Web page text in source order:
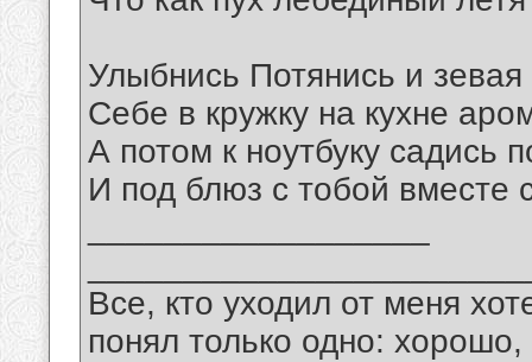
Улыбнись Потянись и
Себе в кружку на кухне
А потом к ноутбуку садись
И под блюз с тобой вместе
Все, кто уходил от меня
понял только одно: